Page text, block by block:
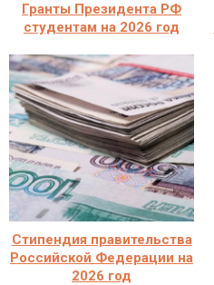
Гранты Президента РФ
студентам на 2026 год
Стипендия правительства
Российской Федерации на
2026 год